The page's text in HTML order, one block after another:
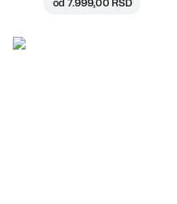
od7.999,00 RSD